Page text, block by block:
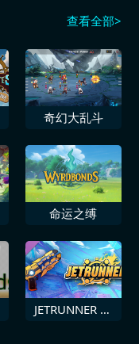
查看全部>
奇幻大乱斗
命运之缚
JETRUNNER 创